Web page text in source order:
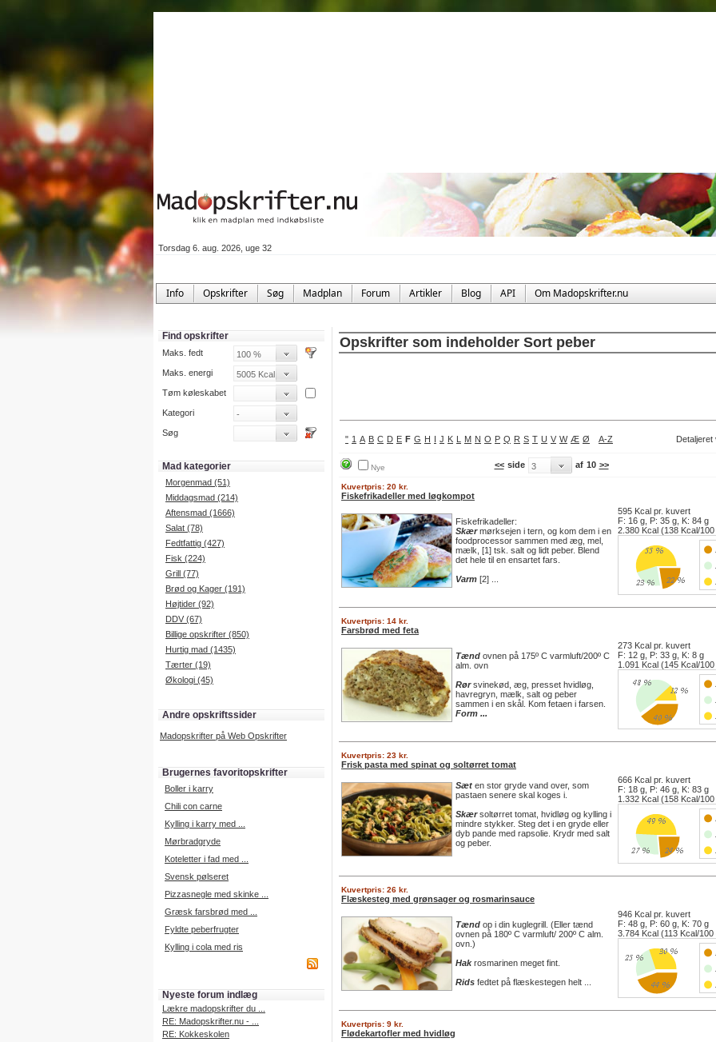
Torsdag 6. aug. 2026, uge 32
Info Opskrifter Søg Madplan Forum Artikler Blog API Om Madopskrifter.nu
Find opskrifter
Maks. fedt
Maks. energi
Tøm køleskabet
Kategori
Søg
Mad kategorier
Morgenmad (51)
Middagsmad (214)
Aftensmad (1666)
Salat (78)
Fedtfattig (427)
Fisk (224)
Grill (77)
Brød og Kager (191)
Højtider (92)
DDV (67)
Billige opskrifter (850)
Hurtig mad (1435)
Tærter (19)
Økologi (45)
Andre opskriftssider
Madopskrifter på Web Opskrifter
Brugernes favoritopskrifter
Boller i karry
Chili con carne
Kylling i karry med ...
Mørbradgryde
Koteletter i fad med ...
Svensk pølseret
Pizzasnegle med skinke ...
Græsk farsbrød med ...
Fyldte peberfrugter
Kylling i cola med ris
Nyeste forum indlæg
Lækre madopskrifter du ...
RE: Madopskrifter.nu - ...
RE: Kokkeskolen
Opskrifter som indeholder Sort peber
" 1 A B C D E F G H I J K L M N O P Q R S T U V W Æ Ø A-Z Detaljeret
Nye << side af 10 >>
Kuvertpris: 20 kr.
Fiskefrikadeller med løgkompot
Fiskefrikadeller:
Skærmørksejen i tern, og kom dem i en
foodprocessor sammen med æg, mel,
mælk, [1] tsk. salt og lidt peber. Blend
det hele til en ensartet fars.
Varm [2] ...
595 Kcal pr. kuvert
F: 16 g, P: 35 g, K: 84 g
2.380 Kcal (138 Kcal/100
Kuvertpris: 14 kr.
Farsbrød med feta
Tænd ovnen på 175º C varmluft/200º C
alm. ovn
Rørsvinekød, æg, presset hvidløg,
havregryn, mælk, salt og peber
sammen i en skål. Kom fetaen i farsen.
Form ...
273 Kcal pr. kuvert
F: 12 g, P: 33 g, K: 8 g
1.091 Kcal (145 Kcal/100
Kuvertpris: 23 kr.
Frisk pasta med spinat og soltørret tomat
Sæt en stor gryde vand over, som
pastaen senere skal koges i.
Skærsoltørret tomat, hvidløg og kylling i
mindre stykker. Steg det i en gryde eller
dyb pande med rapsolie. Krydr med salt
og peber.
666 Kcal pr. kuvert
F: 18 g, P: 46 g, K: 83 g
1.332 Kcal (158 Kcal/100
Kuvertpris: 26 kr.
Flæskesteg med grønsager og rosmarinsauce
Tænd op i din kuglegrill. (Eller tænd
ovnen på 180º C varmluft/ 200º C alm.
ovn.)
Hakrosmarinen meget fint.
Rids fedtet på flæskestegen helt ...
946 Kcal pr. kuvert
F: 48 g, P: 60 g, K: 70 g
3.784 Kcal (113 Kcal/100
Kuvertpris: 9 kr.
Flødekartofler med hvidløg